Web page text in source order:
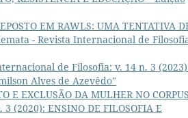
EM RAWLS: UMA TENTATIVA
- Revista Internacional de
de Filosofia: v. 14 n. 3
Alves de Azevêdo"
E EXCLUSÃO DA MULHER NO
(2020): ENSINO DE FILOSOFIA E